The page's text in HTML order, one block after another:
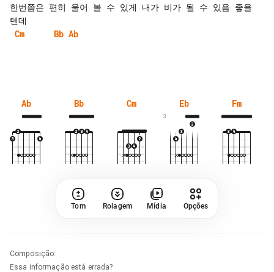
한번쯤은 편히 울어 볼 수 있게 내가 비가 될 수 있음 좋을
Cm
Bb Ab
Ab Bb Cm Eb
3
Fm
Tom Rolagem Mídia Opções
Composição:
Essa informação está errada?